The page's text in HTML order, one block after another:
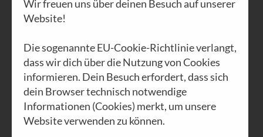
Wir freuen uns über deinen Besuch auf unserer
Website!
Die sogenannte EU-Cookie-Richtlinie verlangt,
dass wir dich über die Nutzung von Cookies
informieren. Dein Besuch erfordert, dass sich
dein Browser technisch notwendige
Informationen (Cookies) merkt, um unsere
Website verwenden zu können.